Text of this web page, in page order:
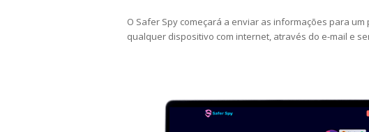
O Safer Spy começará a enviar as informações para
qualquer dispositivo com internet, através do e-mail e